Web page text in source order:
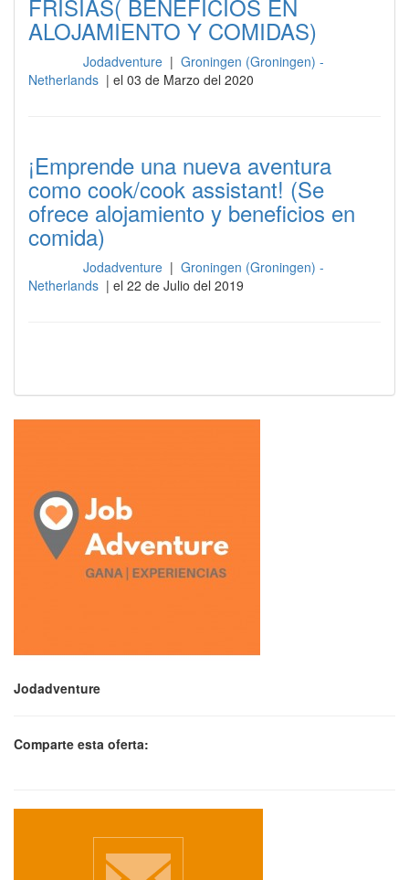
FRISIAS( BENEFICIOS EN
ALOJAMIENTO Y COMIDAS)
Jodadventure | Groningen (Groningen) -
Netherlands | el 03 de Marzo del 2020
¡Emprende una nueva aventura
como cook/cook assistant! (Se
ofrece alojamiento y beneficios en
comida)
Jodadventure | Groningen (Groningen) -
Netherlands | el 22 de Julio del 2019
Jodadventure
Comparte esta oferta: